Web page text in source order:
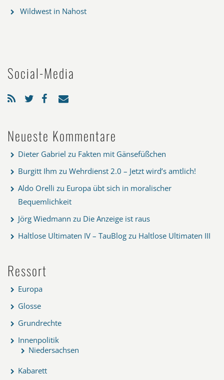
Wildwest in Nahost
Social-Media
Neueste Kommentare
Dieter Gabriel zu Fakten mit Gänsefüßchen
Burgitt Ihm zu Wehrdienst 2.0 – Jetzt wird’s amtlich!
Aldo Orelli zu Europa übt sich in moralischer
Bequemlichkeit
Jörg Wiedmann zu Die Anzeige ist raus
Haltlose Ultimaten IV – TauBlog zu Haltlose Ultimaten III
Ressort
Europa
Glosse
Grundrechte
Innenpolitik
Niedersachsen
Kabarett